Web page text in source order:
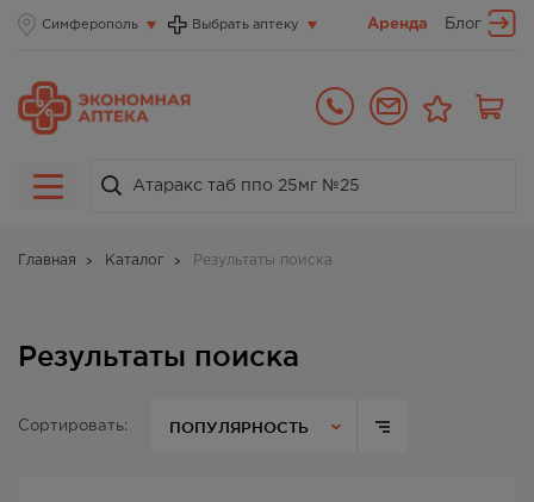
Симферополь Выбрать аптеку Аренда Блог
Главная Каталог Результаты поиска
Результаты поиска
Сортировать: ПОПУЛЯРНОСТЬ